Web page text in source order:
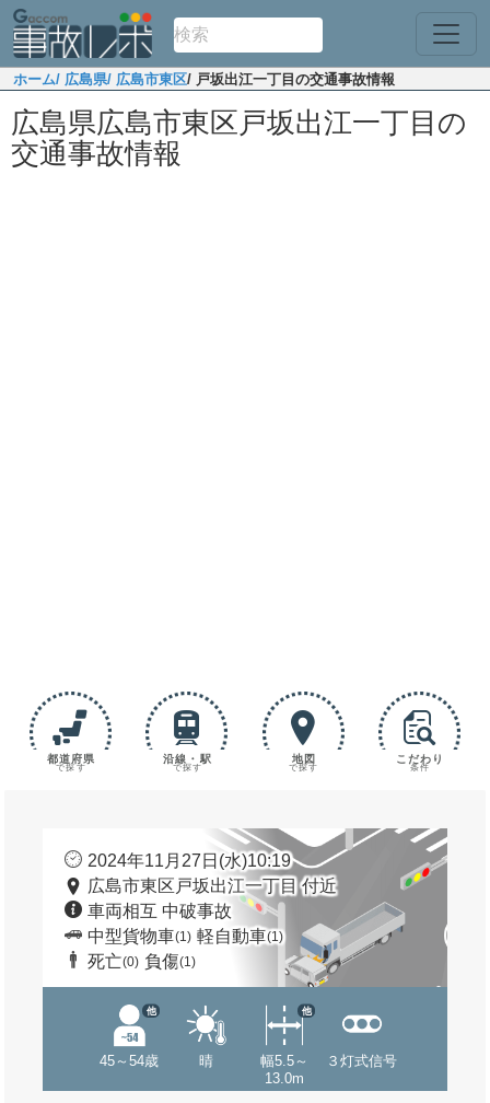
ホーム/ 広島県/ 広島市東区/ 戸坂出江一丁目の交通事故情報
広島県広島市東区戸坂出江一丁目の
交通事故情報
都道府県
で探す
沿線・駅
で探す
地図
で探す
こだわり
条件
2024年11月27日(水)10:19
広島市東区戸坂出江一丁目 付近
車両相互 中破事故
中型貨物車(1) 軽自動車(1)
死亡(0) 負傷(1)
45～54歳
他
晴
幅5.5～
13.0m
他
３灯式信号